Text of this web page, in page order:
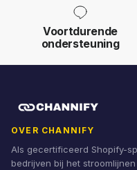
Voortdurende
ondersteuning
OVER CHANNIFY
Als gecertificeerd Shopify-
bedrijven bij het